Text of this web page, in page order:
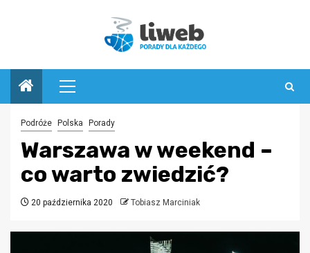
Menu
główne
Podróże Polska Porady
Warszawa w weekend –
co warto zwiedzić?
20 października 2020 Tobiasz Marciniak